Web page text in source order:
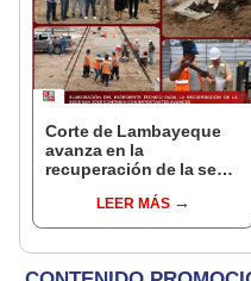
Corte de Lambayeque
avanza en la
recuperación de la sede
LEER MÁS